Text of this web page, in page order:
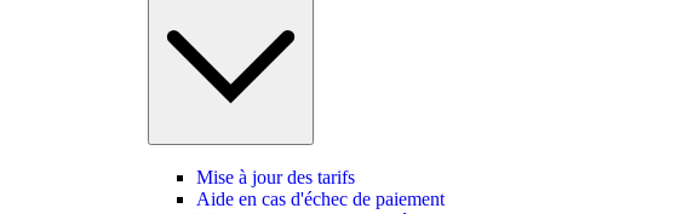
Mise à jour des tarifs
Aide en cas d'échec de paiement